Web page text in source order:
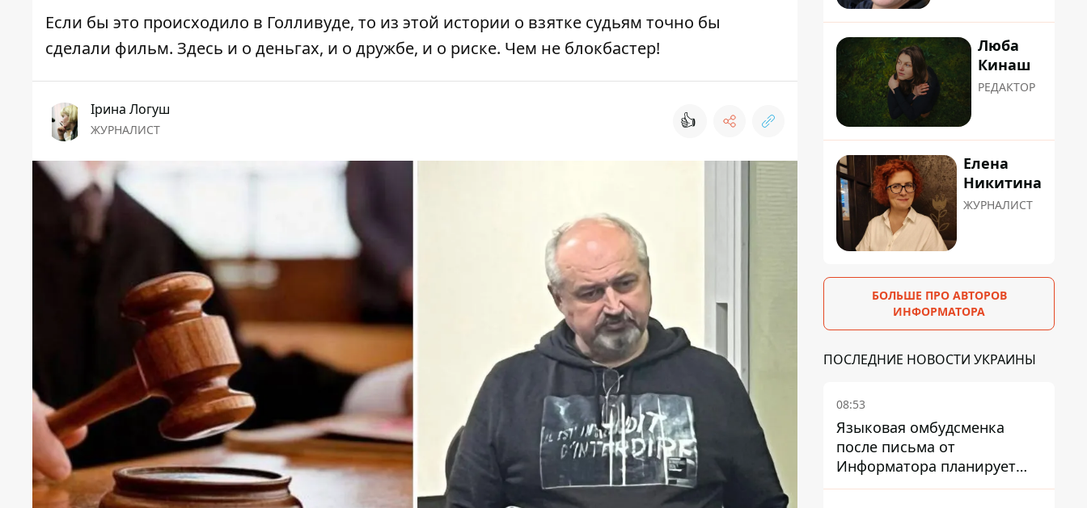
Если бы это происходило в Голливуде, то из этой истории о взятке судьям точно бы
сделали фильм. Здесь и о деньгах, и о дружбе, и о риске. Чем не блокбастер!
Ірина Логуш
ЖУРНАЛИСТ 👍
Люба
Кинаш
РЕДАКТОР
Елена
Никитина
ЖУРНАЛИСТ
БОЛЬШЕ ПРО АВТОРОВ
ИНФОРМАТОРА
ПОСЛЕДНИЕ НОВОСТИ УКРАИНЫ
08:53
Языковая омбудсменка
после письма от
Информатора планирует
наказать компанию-